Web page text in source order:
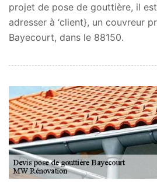
projet de pose de gouttière, il
adresser à ‘client}, un couvreur
Bayecourt, dans le 88150.